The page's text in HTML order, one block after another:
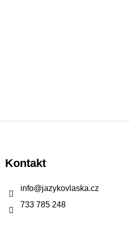
p
aKontakt
info@jazykovlaska.cz
733 785 248